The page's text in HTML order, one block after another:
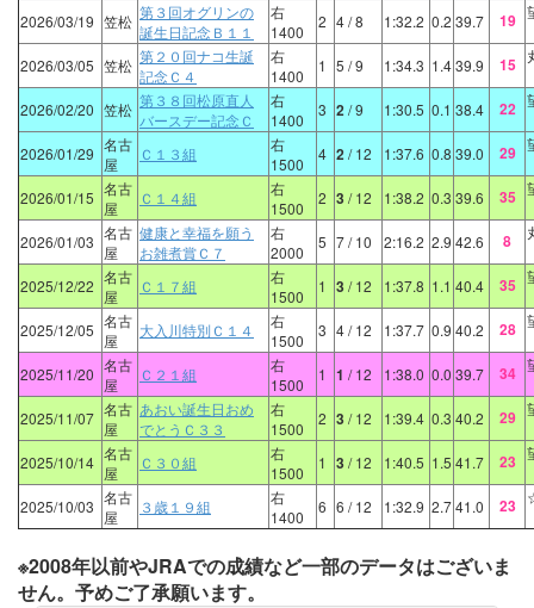
2026/03/19 笠松 第３回オグリンの
誕生日記念Ｂ１１
右
1400
2 4/ 8 1:32.2 0.2 39.7 19
2026/03/05 笠松 第２０回ナコ生誕
記念Ｃ４
右
1400
1 5 / 9 1:34.3 1.439.9 15
2026/02/20 笠松 第３８回松原直人
バースデー記念Ｃ
右
1400
3 2/ 9 1:30.5 0.1 38.4 22
2026/01/29 名古
屋
Ｃ１３組
右
1500
4 2/ 12 1:37.6 0.8 39.0 29
2026/01/15 名古
屋
Ｃ１４組
右
1500
2 3/ 12 1:38.2 0.3 39.6 35
2026/01/03 名古
屋
健康と幸福を願う
お雑煮賞Ｃ７
右
2000
5 7/ 10 2:16.2 2.9 42.6 8
2025/12/22 名古
屋
Ｃ１７組
右
1500
1 3/ 12 1:37.8 1.1 40.4 35
2025/12/05 名古
屋
大入川特別Ｃ１４
右
1500
3 4/ 12 1:37.7 0.9 40.2 28
2025/11/20 名古
屋
Ｃ２１組
右
1500
1 1 / 12 1:38.0 0.0 39.7 34
2025/11/07 名古
屋
あおい誕生日おめ
でとうＣ３３
右
1500
2 3/ 12 1:39.4 0.3 40.2 29
2025/10/14 名古
屋
Ｃ３０組
右
1500
1 3/ 12 1:40.5 1.5 41.7 23
2025/10/03 名古
屋
３歳１９組
右
1400
6 6 / 12 1:32.9 2.741.0 23
※2008年以前やJRAでの成績など一部のデータはございま
せん。予めご了承願います。